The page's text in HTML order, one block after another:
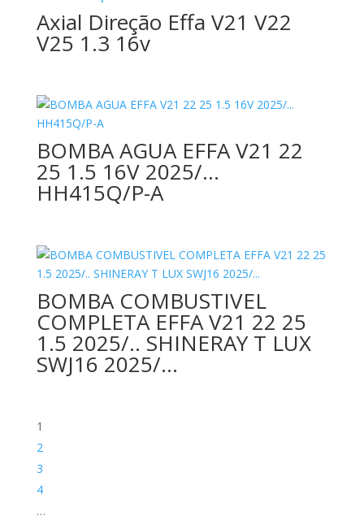
Axial Direção Effa V21 V22
V25 1.3 16v
BOMBA AGUA EFFA V21 22
25 1.5 16V 2025/…
HH415Q/P-A
BOMBA COMBUSTIVEL
COMPLETA EFFA V21 22 25
1.5 2025/.. SHINERAY T LUX
SWJ16 2025/…
1
2
3
4
…